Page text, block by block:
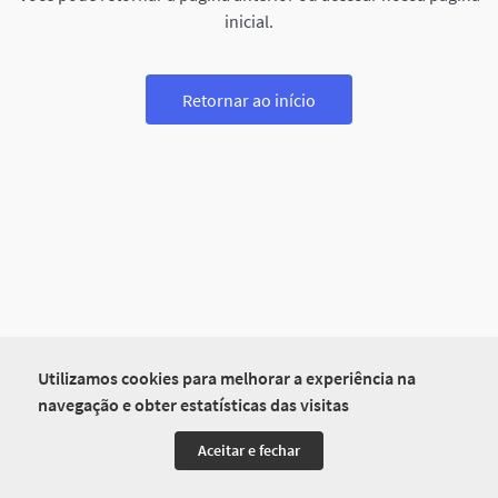
Utilizamos cookies para melhorar a experiência na
navegação e obter estatísticas das visitas
Aceitar e fechar
inicial.
Retornar ao início